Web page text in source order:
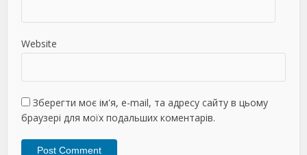
Website
Зберегти моє ім'я, e-mail, та адресу сайту в цьому
браузері для моїх подальших коментарів.